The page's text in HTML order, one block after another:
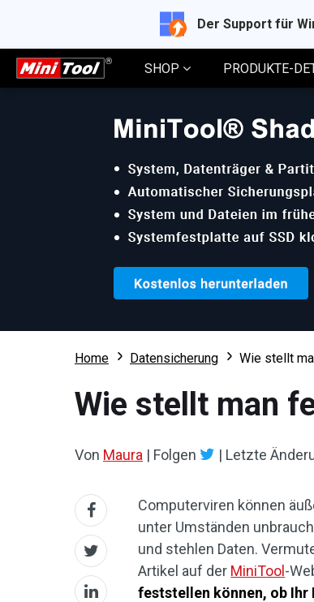
Der Support für
SHOP PRODUKTE-
Home Datensicherung Wie stellt
Wie stellt man
Von Maura | Folgen | Letzte
Computerviren können
unter Umständen
und stehlen Daten.
Artikel auf der MiniTool -
feststellen können, ob Ihr